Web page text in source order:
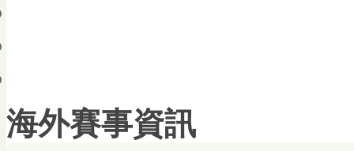
海外賽事資訊